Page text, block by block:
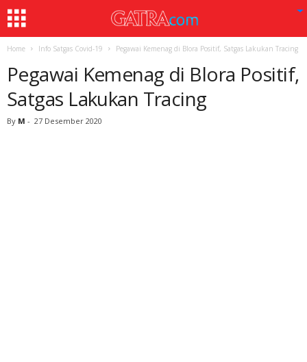
Home Info Satgas Covid-19 Pegawai Kemenag di Blora Positif, Satgas Lakukan Tracing
Pegawai Kemenag di Blora Positif,
Satgas Lakukan Tracing
By M - 27 Desember 2020